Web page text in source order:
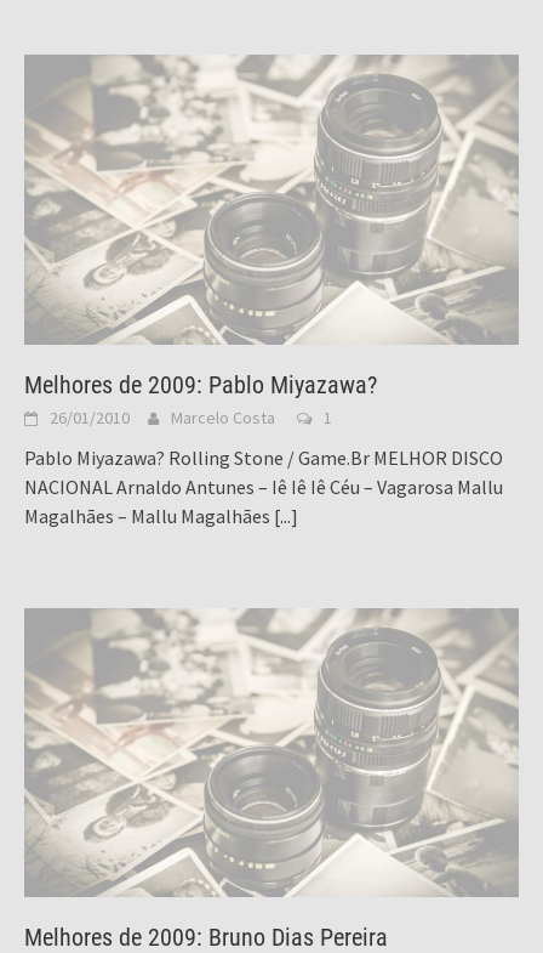
Melhores de 2009: Pablo Miyazawa?
26/01/2010 Marcelo Costa 1
Pablo Miyazawa? Rolling Stone / Game.Br MELHOR DISCO
NACIONAL Arnaldo Antunes – Iê Iê Iê Céu – Vagarosa Mallu
Magalhães – Mallu Magalhães [...]
Melhores de 2009: Bruno Dias Pereira